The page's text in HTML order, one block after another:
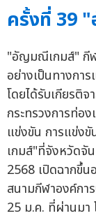
ครั้งที่ 39
"อัญมณีเกมส์" กีฬ
อย่างเป็นทางกา
โดยได้รับเกียรติ
กระทรวงการท่อง
แข่งขัน การแข่ง
เกมส์"ที่จังหวัดจั
2568 เปิดฉากขึ้
สนามกีฬาองค์กา
25 ม.ค. ที่ผ่านมา